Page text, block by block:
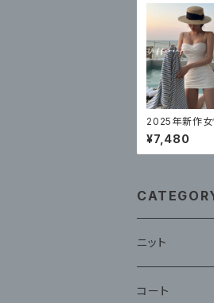
2025年新作女
着、ハイエンド
トスカート、ト
ルソリッドカラ
¥7,480
ニット
コート